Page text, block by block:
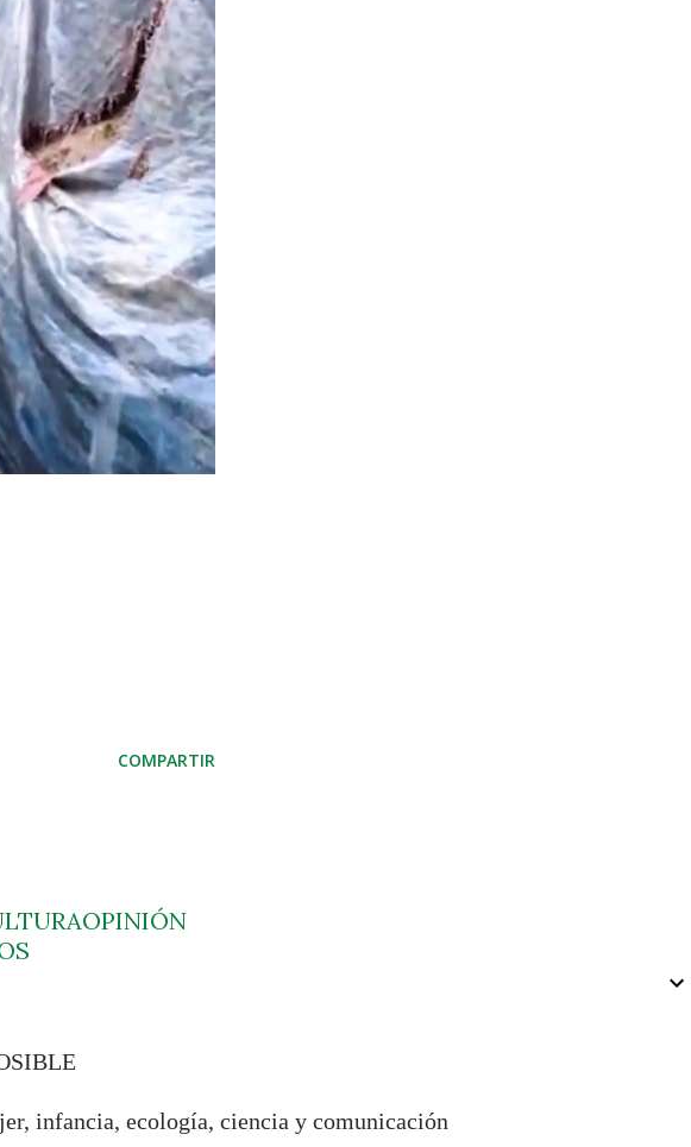
COMPARTIR
OPINIÓN
infancia, ecología, ciencia y comunicación